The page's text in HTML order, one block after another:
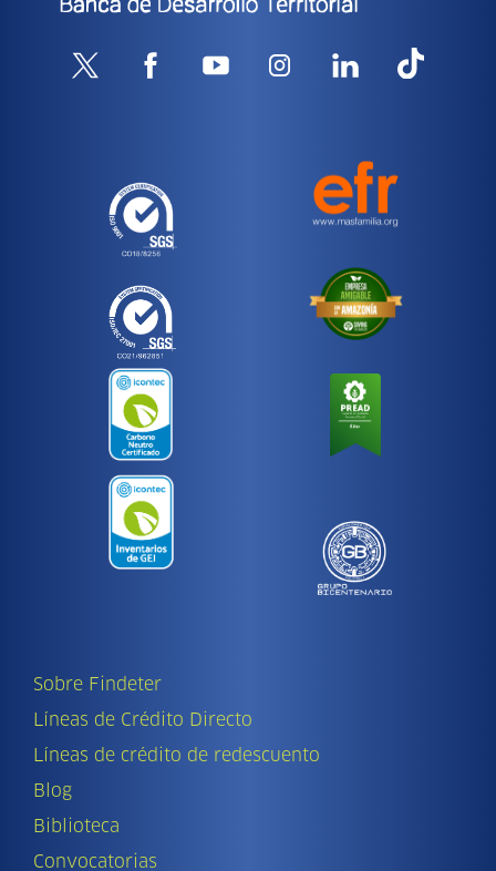
Sobre Findeter
Líneas de Crédito Directo
Líneas de crédito de redescuento
Blog
Biblioteca
Convocatorias